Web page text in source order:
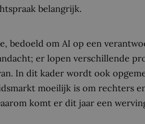
belangrijk.
bedoeld om AI op een
er lopen verschillende
In dit kader wordt ook
moeilijk is om rechters
komt er dit jaar een